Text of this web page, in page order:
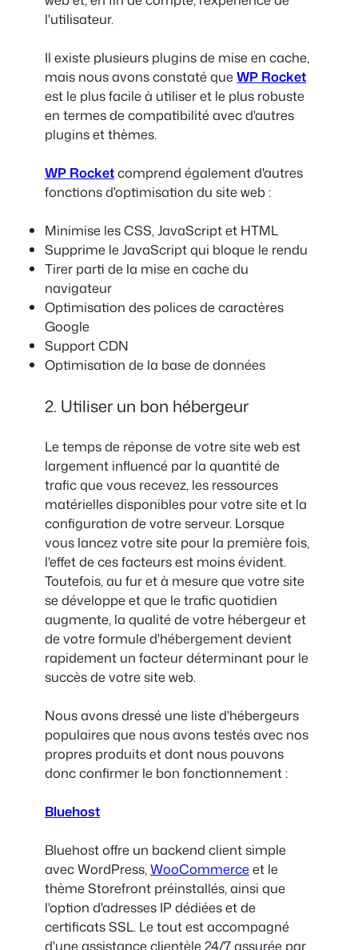
l'utilisateur.
Il existe plusieurs plugins de mise en cache,
mais nous avons constaté queWP Rocket
est le plus facile à utiliser et le plus robuste
en termes de compatibilité avec d'autres
plugins et thèmes.
WP Rocketcomprend également d'autres
fonctions d'optimisation du site web :
Minimise les CSS, JavaScript et HTML
Supprime le JavaScript qui bloque le rendu
Tirer parti de la mise en cache du
navigateur
Optimisation des polices de caractères
Google
Support CDN
Optimisation de la base de données
2. Utiliser un bon hébergeur
Le temps de réponse de votre site web est
largement influencé par la quantité de
trafic que vous recevez, les ressources
matérielles disponibles pour votre site et la
configuration de votre serveur. Lorsque
vous lancez votre site pour la première fois,
l'effet de ces facteurs est moins évident.
Toutefois, au fur et à mesure que votre site
se développe et que le trafic quotidien
augmente, la qualité de votre hébergeur et
de votre formule d'hébergement devient
rapidement un facteur déterminant pour le
succès de votre site web.
Nous avons dressé une liste d'hébergeurs
populaires que nous avons testés avec nos
propres produits et dont nous pouvons
donc confirmer le bon fonctionnement :
Bluehost
Bluehost offre un backend client simple
avec WordPress,WooCommerceet le
thème Storefront préinstallés, ainsi que
l'option d'adresses IP dédiées et de
certificats SSL. Le tout est accompagné
d'une assistance clientèle 24/7 assurée par